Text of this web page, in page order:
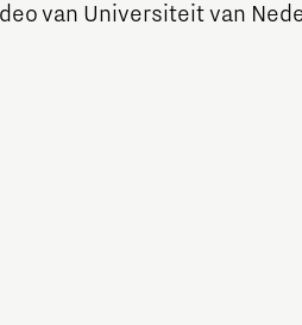
van Universiteit van